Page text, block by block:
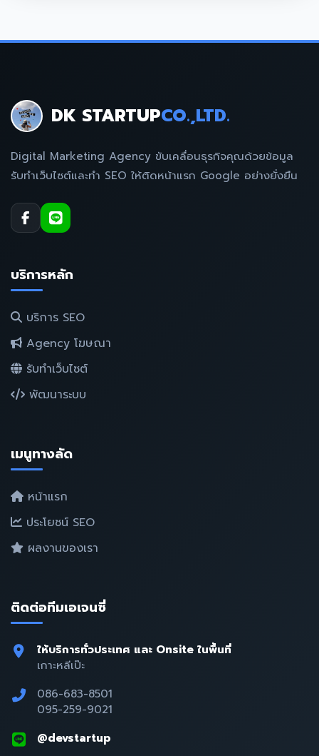
DK STARTUPCO.,LTD.
Digital Marketing Agency ขับเคลื่อนธุรกิจคุณด้วยข้อมูล
รับทำเว็บไซต์และทำ SEO ให้ติดหน้าแรก Google อย่างยั่งยืน
บริการหลัก
บริการ SEO
Agency โฆษณา
รับทำเว็บไซต์
พัฒนาระบบ
เมนูทางลัด
หน้าแรก
ประโยชน์ SEO
ผลงานของเรา
ติดต่อทีมเอเจนซี่
ให้บริการทั่วประเทศ และ Onsite ในพื้นที่
เกาะหลีเป๊ะ
086-683-8501
095-259-9021
@devstartup